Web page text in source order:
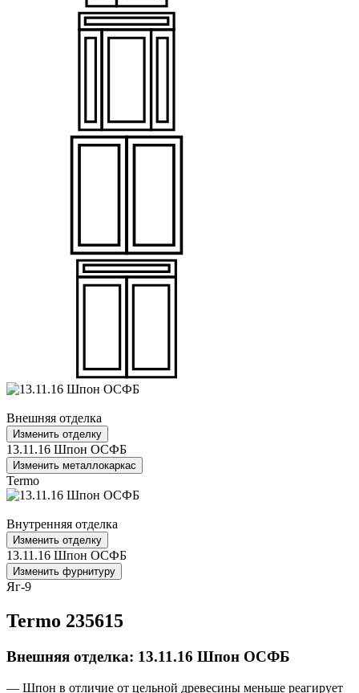
Внешняя отделка
Изменить отделку
13.11.16 Шпон ОСФБ
Изменить металлокаркас
Termo
Внутренняя отделка
Изменить отделку
13.11.16 Шпон ОСФБ
Изменить фурнитуру
Яг-9
Termo 235615
Внешняя отделка: 13.11.16 Шпон ОСФБ
— Шпон в отличие от цельной древесины меньше реагирует